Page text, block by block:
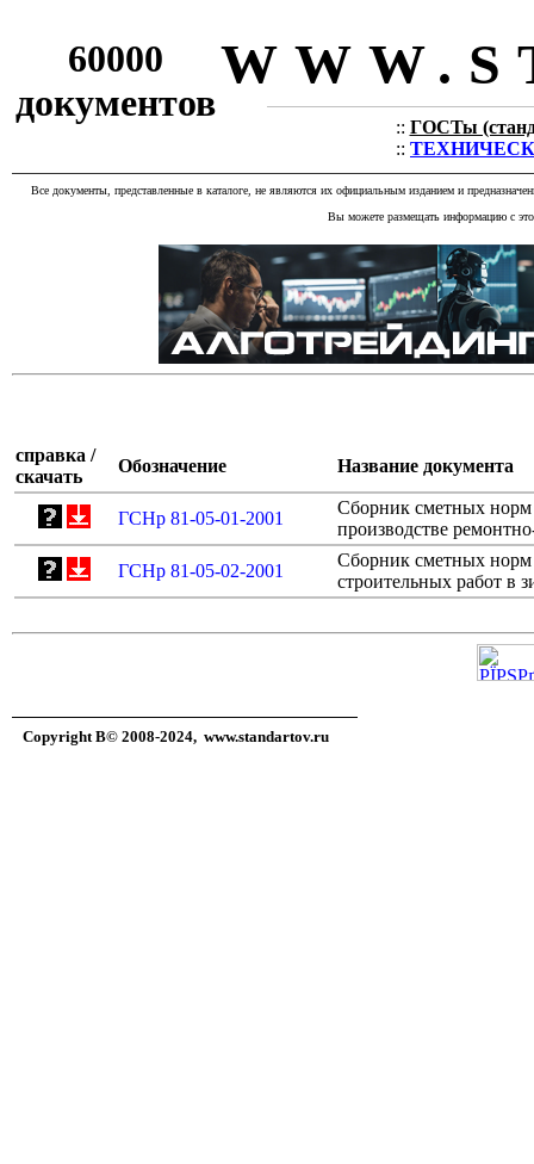
60000
документов
:: ГОСТы
::
Все документы, представленные в каталоге, не являются их официальным изданием и
Вы можете размещать информацию с
справка /
скачать
Обозначение Название документа
ГСНр 81-05-01-2001
Сборник сметных норм
производстве
ГСНр 81-05-02-2001
Сборник сметных норм
строительных работ в
Copyright В© 2008-2024, www.standartov.ru